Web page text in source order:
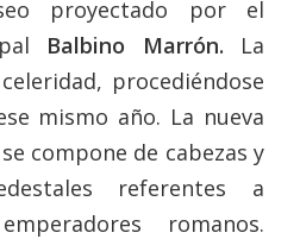
proyectado por el
Balbino Marrón. La
procediéndose
mismo año. La nueva
compone de cabezas y
referentes a
romanos.